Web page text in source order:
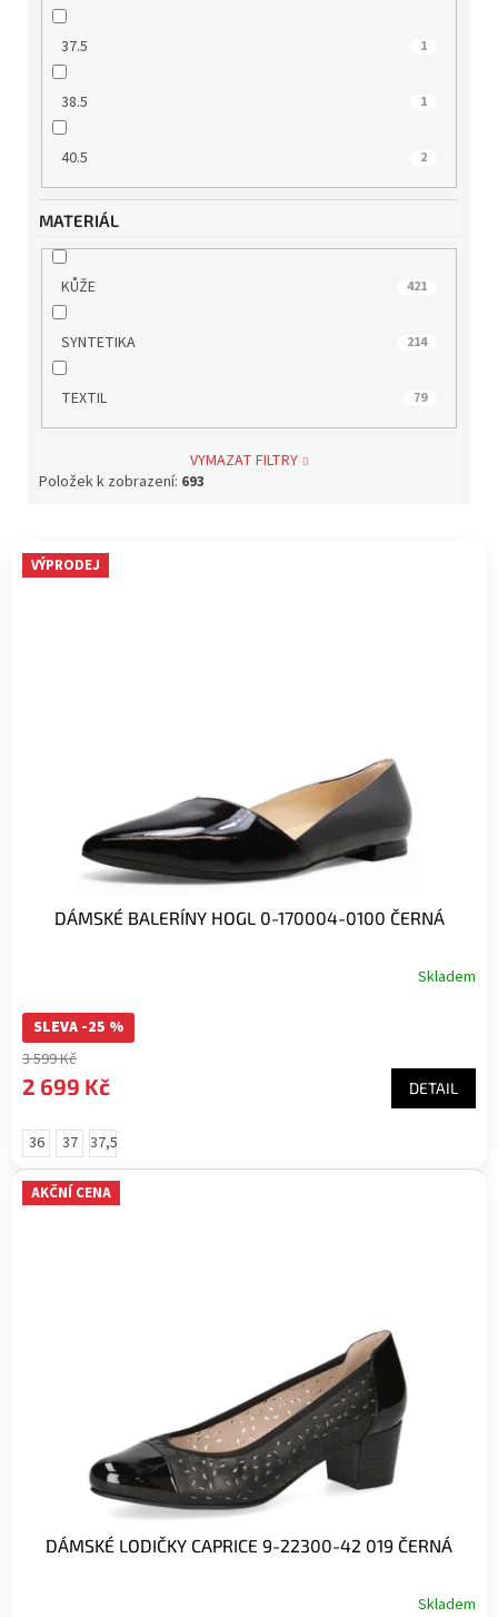
37.5 1
38.5 1
40.5 2
MATERIÁL
KŮŽE 421
SYNTETIKA 214
TEXTIL 79
VYMAZAT FILTRY
Položek k zobrazení: 693
V VÝPRODEJ
DÁMSKÉ BALERÍNY HOGL 0-170004-0100 ČERNÁ
Skladem
SLEVA -25 %
3 599 Kč
2 699 Kč DETAIL
36 37 37,5
AKČNÍ CENA
DÁMSKÉ LODIČKY CAPRICE 9-22300-42 019 ČERNÁ
Skladem